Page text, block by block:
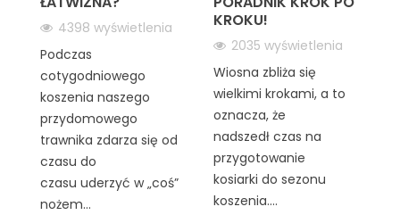
4398 wyświetlenia
Podczas
cotygodniowego
koszenia naszego
przydomowego
trawnika zdarza się od
czasu do
czasu uderzyć w „coś”
nożem...
KROKU!
2035 wyświetlenia
Wiosna zbliża się
wielkimi krokami, a to
oznacza, że
nadszedł czas na
przygotowanie
kosiarki do sezonu
koszenia....